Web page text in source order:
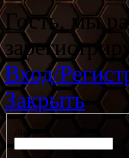
Гость, мы
Вход/
Закрыть